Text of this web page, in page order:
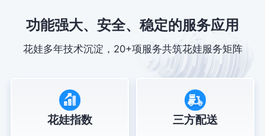
功能强大、安全、稳定的服务应用
花娃多年技术沉淀，20+项服务共筑花娃服务矩阵
花娃指数 三方配送